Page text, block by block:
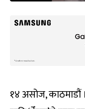
१४ असोज, काठमाडौं